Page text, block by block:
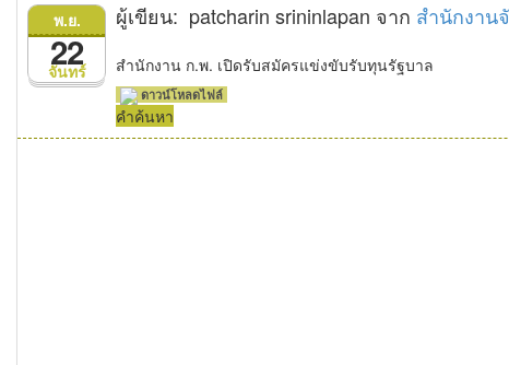
จันทร์
พ.ย.
22
ผู้เขียน: patcharin srininlapan จาก สำนักงาน
สำนักงาน ก.พ. เปิดรับสมัครแข่งขับรับทุนรัฐบาล
ดาวน์โหลดไฟล์
คำค้นหา